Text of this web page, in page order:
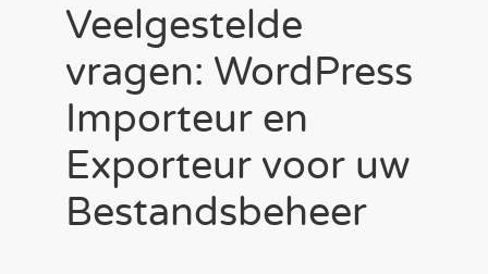
Veelgestelde
vragen: WordPress
Importeur en
Exporteur voor uw
Bestandsbeheer